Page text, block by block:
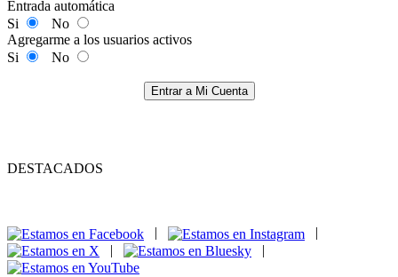
Entrada automática
Si
No
Agregarme a los usuarios activos
Si
No
Entrar a Mi Cuenta
DESTACADOS
|
|